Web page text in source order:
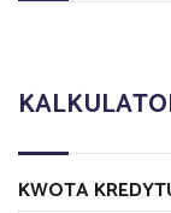
KWOTA